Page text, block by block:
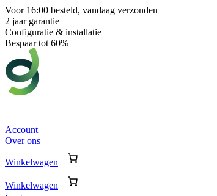
Voor 16:00 besteld, vandaag verzonden
2 jaar garantie
Configuratie & installatie
Bespaar tot 60%
Account
Over ons
Winkelwagen
Winkelwagen